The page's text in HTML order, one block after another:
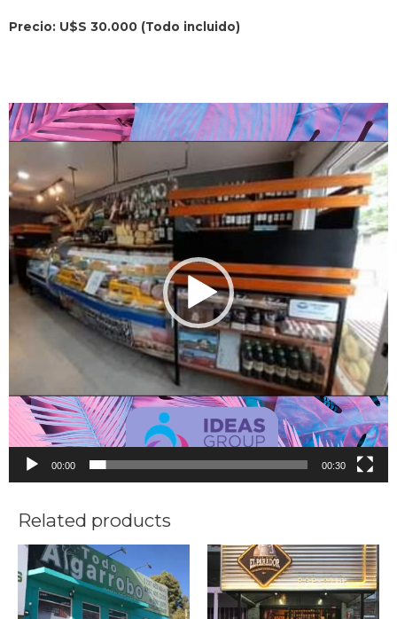
Precio: U$S 30.000 (Todo incluido)
Reproductor
de
00:00 00:30
Related products